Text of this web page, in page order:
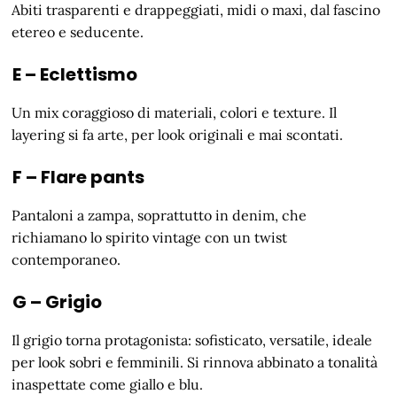
Abiti trasparenti e drappeggiati, midi o maxi, dal fascino
etereo e seducente.
E – Eclettismo
Un mix coraggioso di materiali, colori e texture. Il
layering si fa arte, per look originali e mai scontati.
F – Flare pants
Pantaloni a zampa, soprattutto in denim, che
richiamano lo spirito vintage con un twist
contemporaneo.
G – Grigio
Il grigio torna protagonista: sofisticato, versatile, ideale
per look sobri e femminili. Si rinnova abbinato a tonalità
inaspettate come giallo e blu.